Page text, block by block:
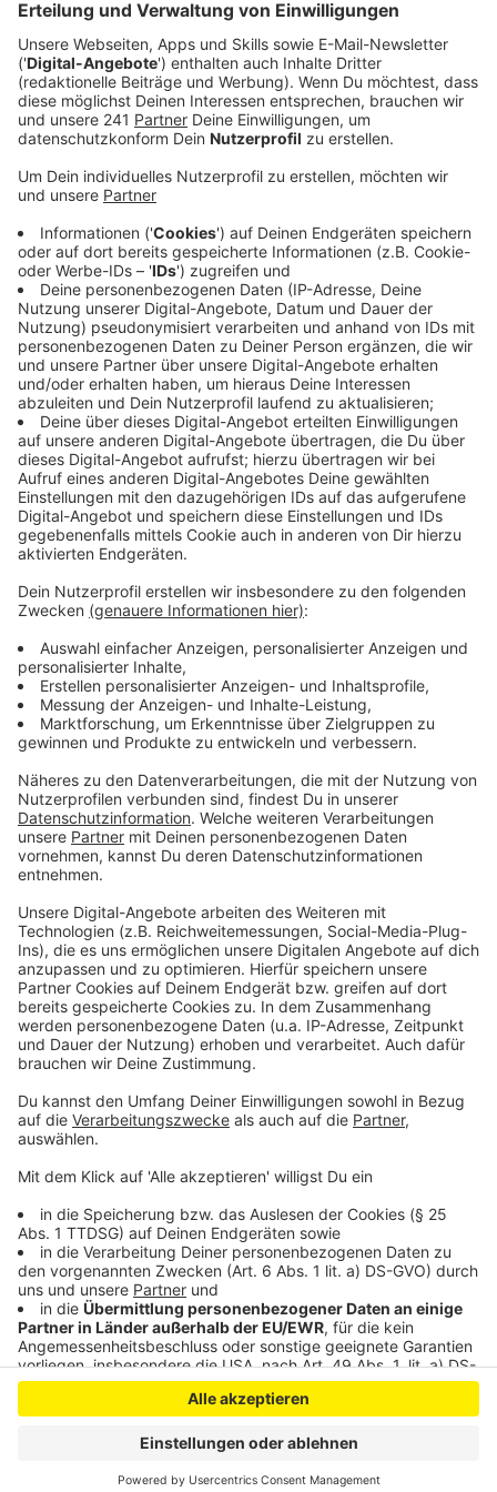
Anzeige
Pop-Melodien, Beats und Vocals, die unter die Haut
gehen sollen: So lässt sich der außergewöhnliche
Sound-Mix von ClockClock beschreiben, mit dem die
Band eine nahezu perfekte Gratwanderung zwischen
Zeitgeist und Innovation hinlegt. In "Over"
transportieren ClockClock Ehrlichkeit, die
charakteristisch für die Musik der Band ist. Der Track
ist ein in sich zerrissenes Liebeslied über eine
Beziehung in der Schwebe und folgt auf die erste EP
der Band, die neben Radio-Hits wie "Sorry" auch
weitere bisher unveröffentlichte Titel enthält.
Hinter dem Namen ClockClock steckt der
Singer/Songwriter Boki, der gemeinsam mit dem
Produzentenkollektiv um Vonsini und Feezy die
ClockClock-Songs und energiegeladenen Sounds
kreiert. "When the Sun Don’t Shine" war der Start eines
neuen Kapitels, das vor drei Jahren begann. Nun legen
ClockClock mit "Over" nach.
Anzeige
Wir benötigen Ihre
Zustimmung, um den YouTube
Video-Service zu laden!
Drittanbieters, um Videoinhalte
einzubetten. Dieser Service kann
Daten zu Ihren Aktivitäten
sammeln. Bitte lesen Sie die
Nutzung des Service zu, um dieses
Video anzusehen.
Mehr Informationen
Akzeptieren
Management Platform
Mit "Over" ist das nächste Kapitel der Band
ClockClock auf dem Markt. Der Song ist bei uns im
besten Mix zu hören.
Anzeige
Anzeige